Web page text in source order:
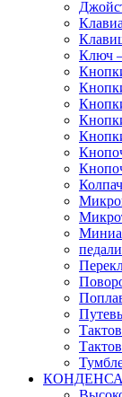
Ключ
педали